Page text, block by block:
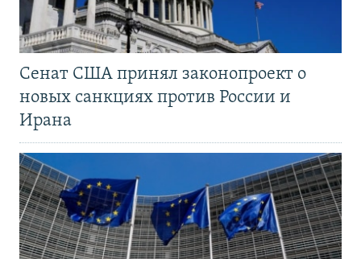
Сенат США принял законопроект о
новых санкциях против России и
Ирана